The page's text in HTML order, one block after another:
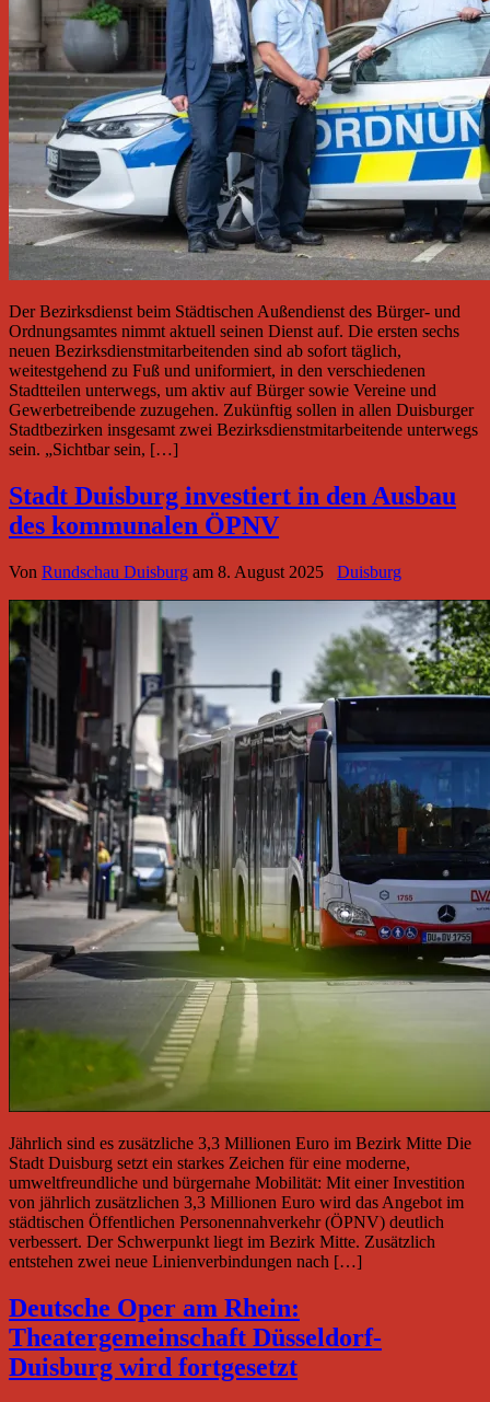
Der Bezirksdienst beim Städtischen Außendienst des Bürger- und
Ordnungsamtes nimmt aktuell seinen Dienst auf. Die ersten sechs
neuen Bezirksdienstmitarbeitenden sind ab sofort täglich,
weitestgehend zu Fuß und uniformiert, in den verschiedenen
Stadtteilen unterwegs, um aktiv auf Bürger sowie Vereine und
Gewerbetreibende zuzugehen. Zukünftig sollen in allen Duisburger
Stadtbezirken insgesamt zwei Bezirksdienstmitarbeitende unterwegs
sein. „Sichtbar sein, […]
Stadt Duisburg investiert in den Ausbau
des kommunalen ÖPNV
Von Rundschau Duisburg am 8. August 2025 Duisburg
Jährlich sind es zusätzliche 3,3 Millionen Euro im Bezirk Mitte Die
Stadt Duisburg setzt ein starkes Zeichen für eine moderne,
umweltfreundliche und bürgernahe Mobilität: Mit einer Investition
von jährlich zusätzlichen 3,3 Millionen Euro wird das Angebot im
städtischen Öffentlichen Personennahverkehr (ÖPNV) deutlich
verbessert. Der Schwerpunkt liegt im Bezirk Mitte. Zusätzlich
entstehen zwei neue Linienverbindungen nach […]
Deutsche Oper am Rhein:
Theatergemeinschaft Düsseldorf-
Duisburg wird fortgesetzt